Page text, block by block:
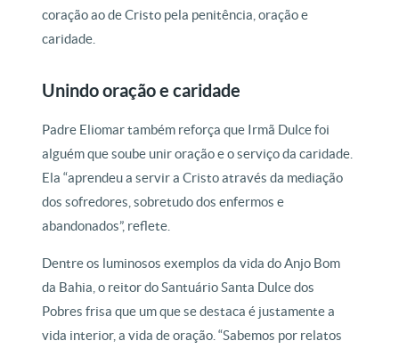
coração ao de Cristo pela penitência, oração e
caridade.
Unindo oração e caridade
Padre Eliomar também reforça que Irmã Dulce foi
alguém que soube unir oração e o serviço da caridade.
Ela “aprendeu a servir a Cristo através da mediação
dos sofredores, sobretudo dos enfermos e
abandonados”, reflete.
Dentre os luminosos exemplos da vida do Anjo Bom
da Bahia, o reitor do Santuário Santa Dulce dos
Pobres frisa que um que se destaca é justamente a
vida interior, a vida de oração. “Sabemos por relatos